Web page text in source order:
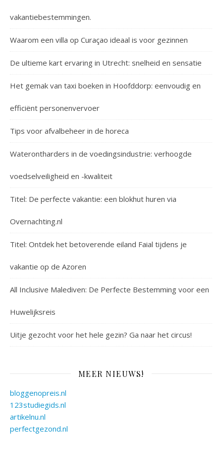
vakantiebestemmingen.
Waarom een villa op Curaçao ideaal is voor gezinnen
De ultieme kart ervaring in Utrecht: snelheid en sensatie
Het gemak van taxi boeken in Hoofddorp: eenvoudig en
efficiënt personenvervoer
Tips voor afvalbeheer in de horeca
Waterontharders in de voedingsindustrie: verhoogde
voedselveiligheid en -kwaliteit
Titel: De perfecte vakantie: een blokhut huren via
Overnachting.nl
Titel: Ontdek het betoverende eiland Faial tijdens je
vakantie op de Azoren
All Inclusive Malediven: De Perfecte Bestemming voor een
Huwelijksreis
Uitje gezocht voor het hele gezin? Ga naar het circus!
MEER NIEUWS!
bloggenopreis.nl
123studiegids.nl
artikelnu.nl
perfectgezond.nl